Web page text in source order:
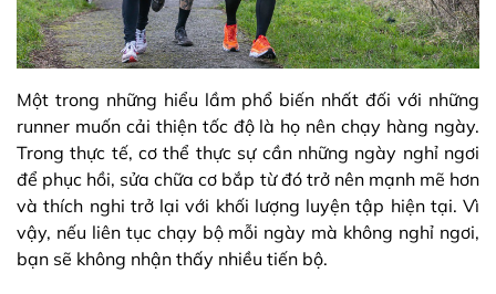
Một trong những hiểu lầm phổ biến nhất đối với những
runner muốn cải thiện tốc độ là họ nên chạy hàng ngày.
Trong thực tế, cơ thể thực sự cần những ngày nghỉ ngơi
để phục hồi, sửa chữa cơ bắp từ đó trở nên mạnh mẽ hơn
và thích nghi trở lại với khối lượng luyện tập hiện tại. Vì
vậy, nếu liên tục chạy bộ mỗi ngày mà không nghỉ ngơi,
bạn sẽ không nhận thấy nhiều tiến bộ.